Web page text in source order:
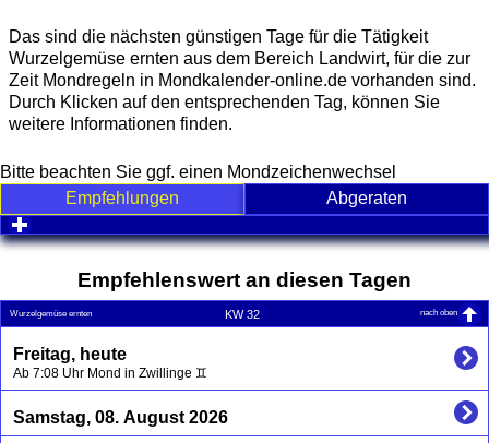
Das sind die nächsten günstigen Tage für die Tätigkeit
Wurzelgemüse ernten aus dem Bereich Landwirt, für die zur
Zeit Mondregeln in Mondkalender-online.de vorhanden sind.
Durch Klicken auf den entsprechenden Tag, können Sie
weitere Informationen finden.
Bitte beachten Sie ggf. einen Mondzeichenwechsel
Empfehlungen
Abgeraten
click to expand contents
Empfehlenswert an diesen Tagen
Wurzelgemüse ernten KW 32 nach oben
Freitag, heute
Ab 7:08 Uhr Mond in Zwillinge ♊
Samstag, 08. August 2026